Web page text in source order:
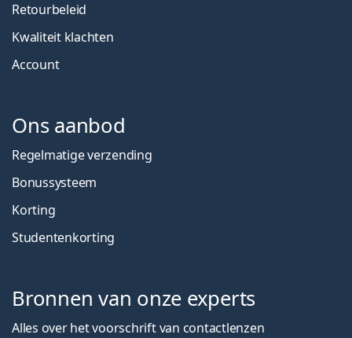
Retourbeleid
Kwaliteit klachten
Account
Ons aanbod
Regelmatige verzending
Bonussysteem
Korting
Studentenkorting
Bronnen van onze experts
Alles over het voorschrift van contactlenzen